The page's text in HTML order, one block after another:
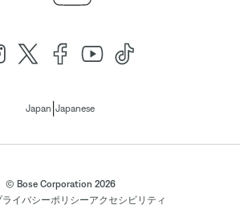
Japan Japanese
© Bose Corporation 2026
ライバシーポリシーアクセシビリティ